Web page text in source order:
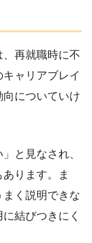
再就職時に不
ャリアブレイ
についていけ
と見なされ、
ります。ま
く説明できな
結びつきにく